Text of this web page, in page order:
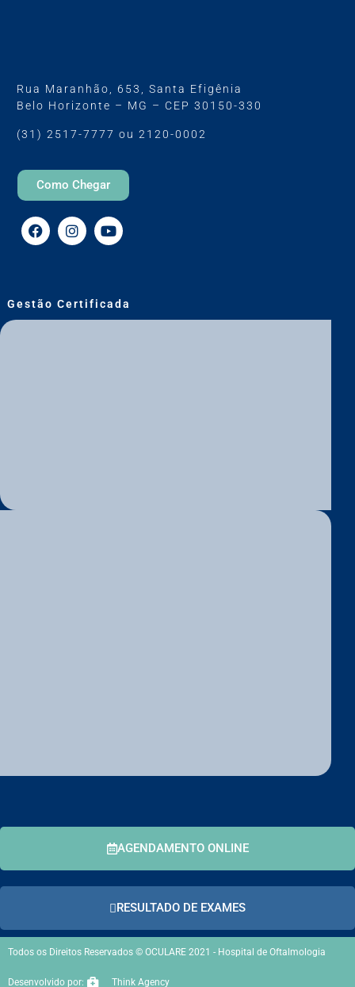
Rua Maranhão, 653, Santa Efigênia
Belo Horizonte – MG – CEP 30150-330
(31) 2517-7777 ou 2120-0002
Como Chegar
Gestão Certificada
AGENDAMENTO ONLINE
RESULTADO DE EXAMES
Todos os Direitos Reservados © OCULARE 2021 - Hospital de Oftalmologia
Desenvolvido por: Think Agency